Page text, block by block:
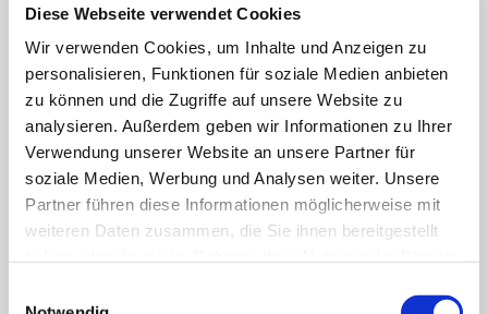
Diese Webseite verwendet Cookies
Wir verwenden Cookies, um Inhalte und Anzeigen zu
personalisieren, Funktionen für soziale Medien anbieten
zu können und die Zugriffe auf unsere Website zu
analysieren. Außerdem geben wir Informationen zu Ihrer
Verwendung unserer Website an unsere Partner für
soziale Medien, Werbung und Analysen weiter. Unsere
Partner führen diese Informationen möglicherweise mit
weiteren Daten zusammen, die Sie ihnen bereitgestellt
Kath. St. Paulus Gesellschaft zählt zu den größten
8.500 Menschen arbeiten für das Wohl der ihnen
anvertrauten Patient:innen, Bewohner:innen, Kinder und
Jugendlichen.
FACHBEREICHE
Klinik für Allgemein-, Viszeral- und minimal-